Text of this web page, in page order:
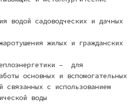
водой садоводческих и дачных
жилых и гражданских
– для
основных и вспомогательных
связанных с использованием
воды